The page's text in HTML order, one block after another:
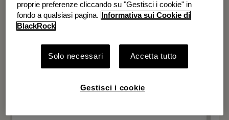
proprie preferenze cliccando su "Gestisci i cookie" in
fondo a qualsiasi pagina.
Informativa sui Cookie di
BlackRock
Solo necessari Accetta tutto
Gestisci i cookie